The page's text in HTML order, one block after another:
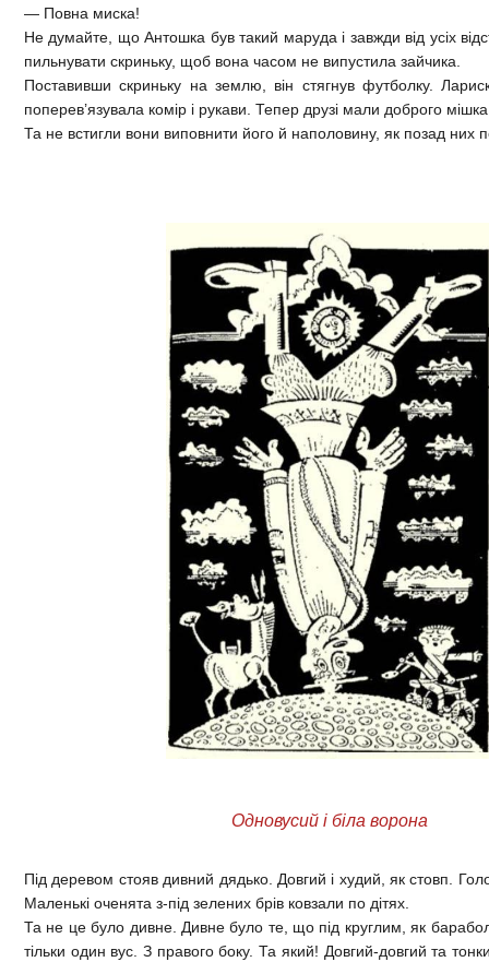
— Повна миска!
Не думайте, що Антошка був такий маруда і завжди від усіх
пильнувати скриньку, щоб вона часом не випустила зайчика.
Поставивши скриньку на землю, він стягнув футболку.
поперев’язувала комір і рукави. Тепер друзі мали доброго
Та не встигли вони виповнити його й наполовину, як позад них
Одновусий і біла ворона
Під деревом стояв дивний дядько. Довгий і худий, як стовп.
Маленькі оченята з-під зелених брів ковзали по дітях.
Та не це було дивне. Дивне було те, що під круглим, як
тільки один вус. З правого боку. Та який! Довгий-довгий та